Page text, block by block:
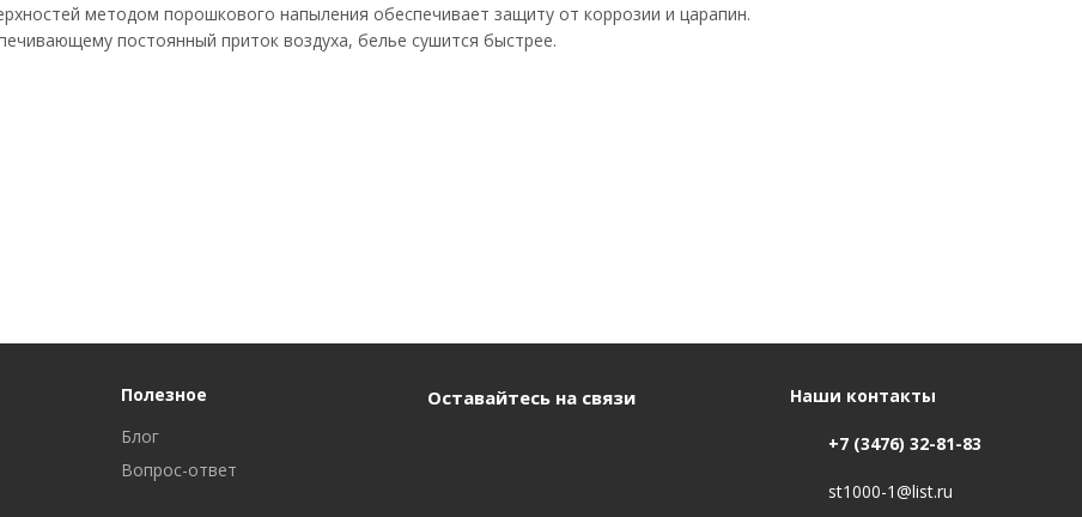
методом порошкового напыления обеспечивает защиту от коррозии и царапин.
постоянный приток воздуха, белье сушится быстрее.
Полезное
Блог
Вопрос-ответ
Оставайтесь на связи Наши контакты
+7 (3476) 32-81-83
st1000-1@list.ru